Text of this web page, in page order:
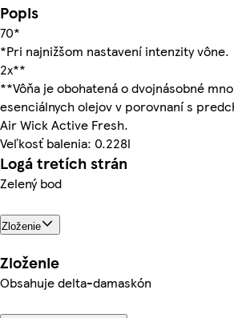
Popis
70*
*Pri najnižšom nastavení intenzity vône.
2x**
**Vôňa je obohatená o dvojnásobné
esenciálnych olejov v porovnaní s
Air Wick Active Fresh.
Veľkosť balenia: 0.228l
Logá tretích strán
Zelený bod
Zloženie
Zloženie
Obsahuje delta-damaskón